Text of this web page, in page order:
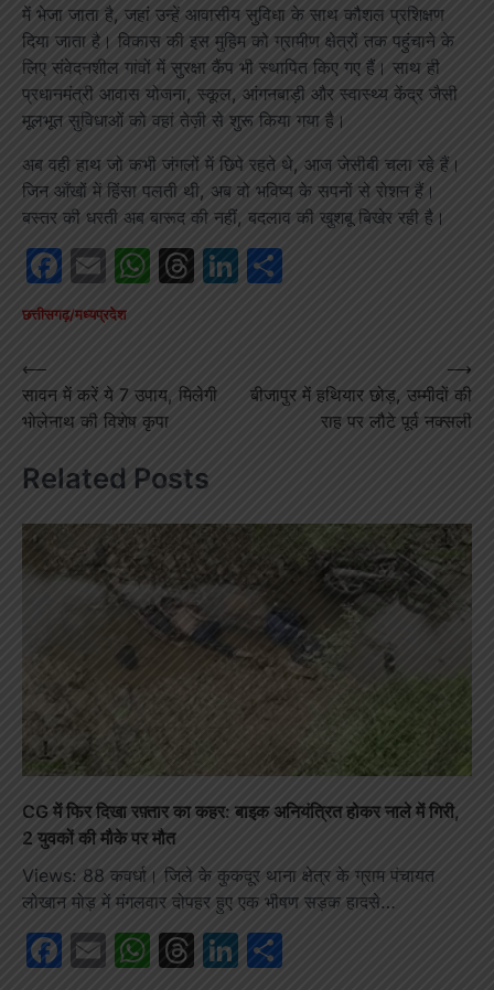
में भेजा जाता है, जहां उन्हें आवासीय सुविधा के साथ कौशल प्रशिक्षण
दिया जाता है। विकास की इस मुहिम को ग्रामीण क्षेत्रों तक पहुंचाने के
लिए संवेदनशील गांवों में सुरक्षा कैंप भी स्थापित किए गए हैं। साथ ही
प्रधानमंत्री आवास योजना, स्कूल, आंगनबाड़ी और स्वास्थ्य केंद्र जैसी
मूलभूत सुविधाओं को वहां तेज़ी से शुरू किया गया है।
अब वही हाथ जो कभी जंगलों में छिपे रहते थे, आज जेसीबी चला रहे हैं।
जिन आँखों में हिंसा पलती थी, अब वो भविष्य के सपनों से रोशन हैं।
बस्तर की धरती अब बारूद की नहीं, बदलाव की खुशबू बिखेर रही है।
Facebook
EmailWhatsApp
Threads
LinkedIn
छत्तीसगढ़/मध्यप्रदेश
Post
navigation
⟵
सावन में करें ये 7 उपाय, मिलेगी
भोलेनाथ की विशेष कृपा
बीजापुर में हथियार छोड़, उम्मीदों की
राह पर लौटे पूर्व नक्सली
⟶
Related Posts
CG में फिर दिखा रफ़्तार का कहर: बाइक अनियंत्रित होकर नाले में गिरी,
2 युवकों की मौके पर मौत
Views: 88 कवर्धा। जिले के कुकदूर थाना क्षेत्र के ग्राम पंचायत
लोखान मोड़ में मंगलवार दोपहर हुए एक भीषण सड़क हादसे…
Facebook
EmailWhatsApp
Threads
LinkedIn